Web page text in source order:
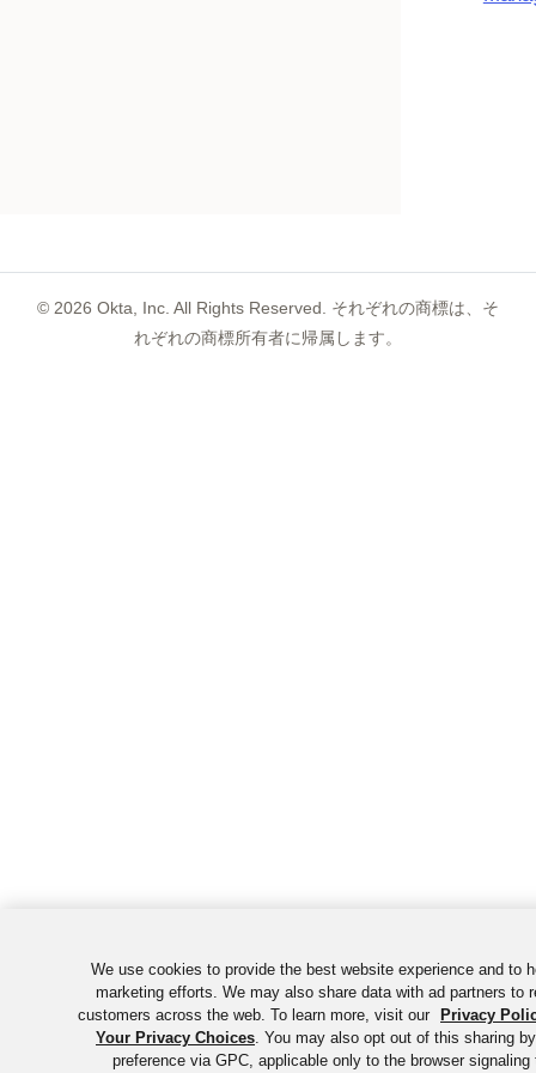
© 2026 Okta, Inc. All Rights Reserved. それぞれの商標は、そ
れぞれの商標所有者に帰属します。
We use cookies to provide the best website experience and to
marketing efforts. We may also share data with ad partners to
customers across the web. To learn more, visit our
Privacy
Your Privacy Choices. You may also opt out of this sharing
preference via GPC, applicable only to the browser signaling